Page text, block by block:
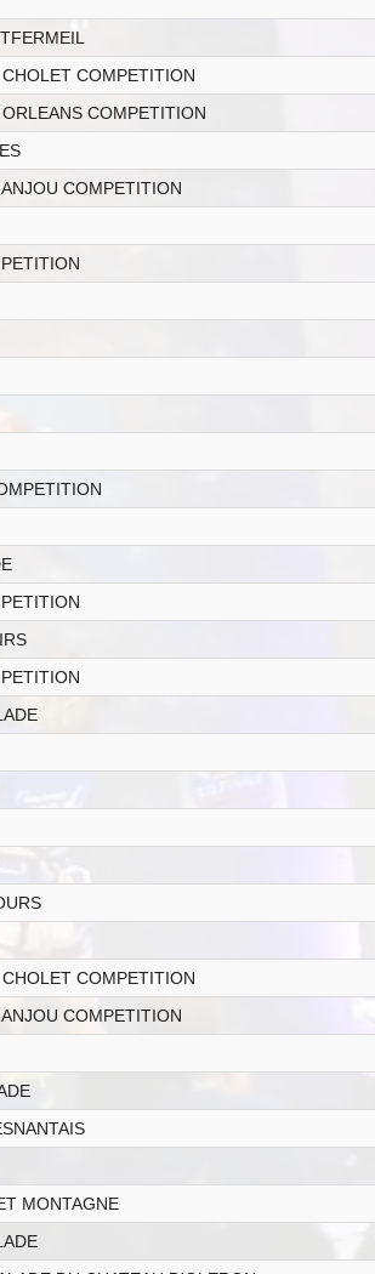
COMPETITION
COMPETITION
COMPETITION
COMPETITION
COMPETITION
MONTAGNE